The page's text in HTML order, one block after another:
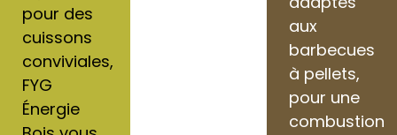
pour des
cuissons
conviviales,
FYG
Énergie
aux
barbecues
à pellets,
pour une
combustion